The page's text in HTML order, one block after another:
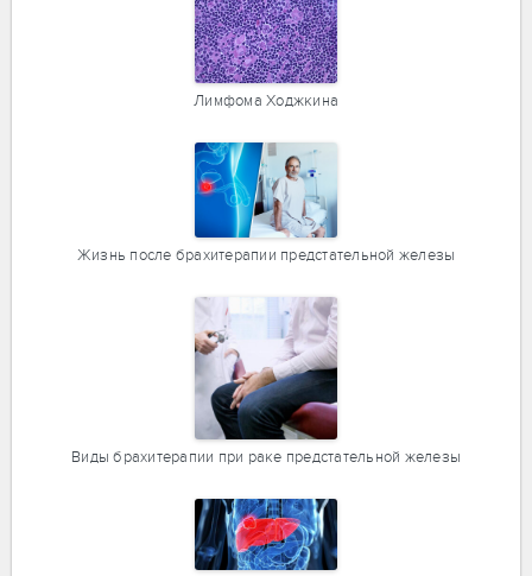
Лимфома Ходжкина
Жизнь после брахитерапии предстательной железы
Виды брахитерапии при раке предстательной железы